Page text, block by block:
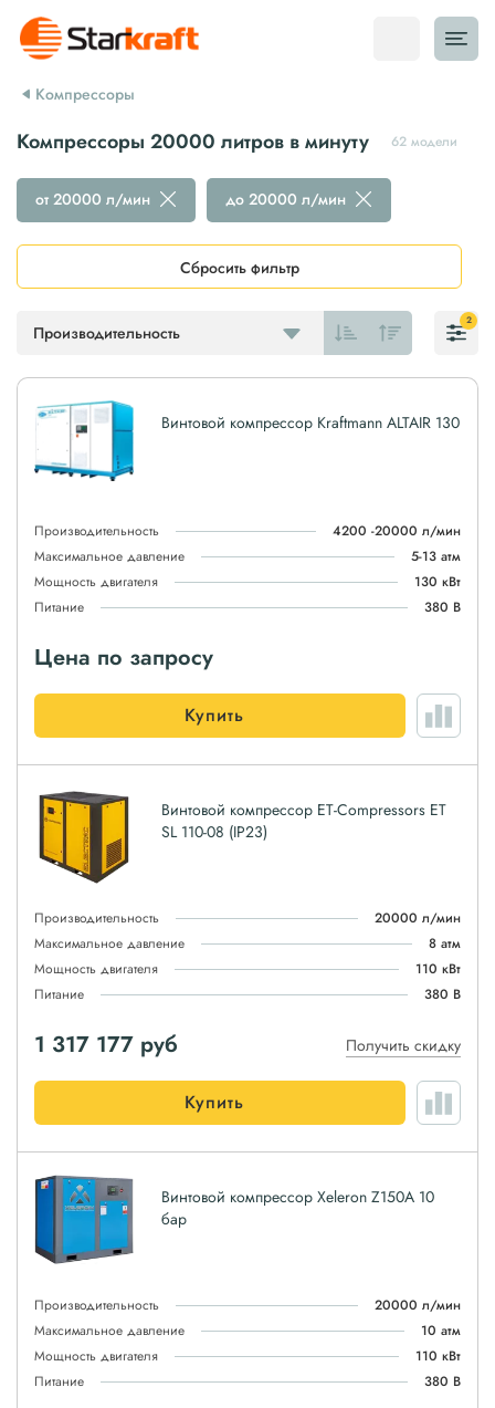
Компрессоры
Компрессоры 20000 литров в минуту 62 модели
Производительность
от 20000 л/мин до 20000 л/мин
Сбросить фильтр
2
Винтовой компрессор Kraftmann ALTAIR 130
Производительность
4200 -20000 л/мин
Максимальное давление
5-13 атм
Мощность двигателя
130 кВт
Питание
380 В
Цена по запросу
Купить
Винтовой компрессор ET-Compressors ET
SL 110-08 (IP23)
Производительность
20000 л/мин
Максимальное давление
8 атм
Мощность двигателя
110 кВт
Питание
380 В
1 317 177 руб Получить скидку
Купить
Винтовой компрессор Xeleron Z150A 10
бар
Производительность
20000 л/мин
Максимальное давление
10 атм
Мощность двигателя
110 кВт
Питание
380 В